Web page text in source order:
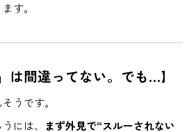
す。
は間違ってない。でも…】
うです。
には、
まず外見で“スルーされない